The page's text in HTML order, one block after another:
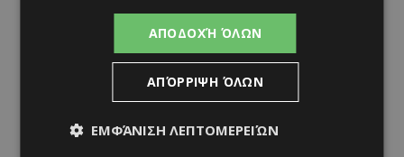
ΑΠΟΔΟΧΉ ΌΛΩΝ
ΑΠΌΡΡΙΨΗ ΌΛΩΝ
ΕΜΦΆΝΙΣΗ ΛΕΠΤΟΜΕΡΕΙΏΝ